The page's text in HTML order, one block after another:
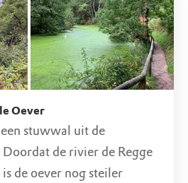
Oever
stuwwal uit de
de rivier de Regge
de oever nog steiler